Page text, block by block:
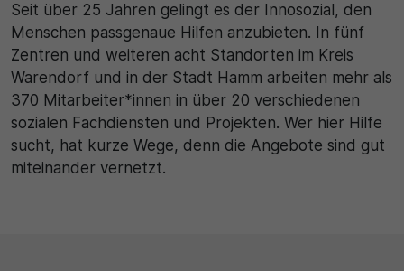
Seit über 25 Jahren gelingt es der Innosozial, den
Menschen passgenaue Hilfen anzubieten. In fünf
Zentren und weiteren acht Standorten im Kreis
Warendorf und in der Stadt Hamm arbeiten mehr als
370 Mitarbeiter*innen in über 20 verschiedenen
sozialen Fachdiensten und Projekten. Wer hier Hilfe
sucht, hat kurze Wege, denn die Angebote sind gut
miteinander vernetzt.